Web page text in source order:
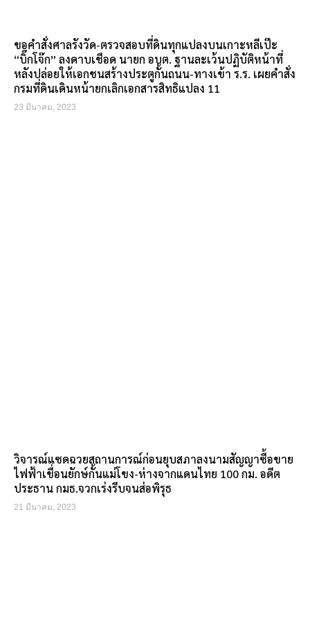
ขอคำสั่งศาลรังวัด-ตรวจสอบที่ดินทุกแปลงบนเกาะหลีเป๊ะ
“บิ๊กโจ๊ก” ลงดาบเชือด นายก อบต. ฐานละเว้นปฏิบัติหน้าที่
หลังปล่อยให้เอกชนสร้างประตูกั้นถนน-ทางเข้า ร.ร. เผยคำสั่ง
กรมที่ดินเดินหน้ายกเลิกเอกสารสิทธิแปลง 11
23 มีนาคม, 2023
วิจารณ์แซดฉวยสถานการณ์ก่อนยุบสภาลงนามสัญญาซื้อขาย
ไฟฟ้าเขื่อนยักษ์กั้นแม่โขง-ห่างจากแดนไทย 100 กม. อดีต
ประธาน กมธ.จวกเร่งรีบจนส่อพิรุธ
21 มีนาคม, 2023